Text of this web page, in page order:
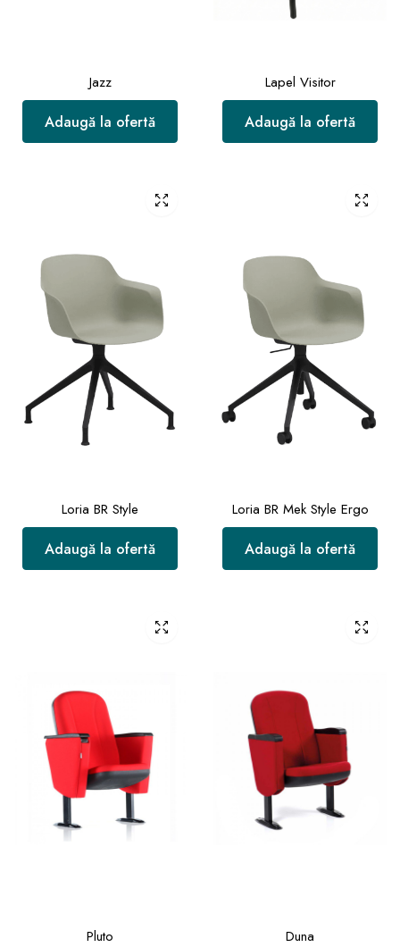
Jazz
Adaugă la ofertă
Lapel Visitor
Adaugă la ofertă
Loria BR Style
Adaugă la ofertă
Loria BR Mek Style Ergo
Adaugă la ofertă
Pluto Duna